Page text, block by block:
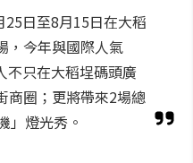
日至8月15日在大稻
，今年與國際人氣
不只在大稻埕碼頭廣
商圈；更將帶來2場總
」燈光秀。